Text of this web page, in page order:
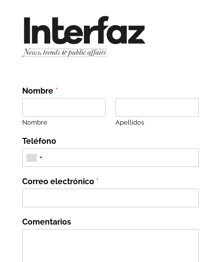
Nombre *
Nombre Apellidos
Teléfono
Correo electrónico *
Comentarios